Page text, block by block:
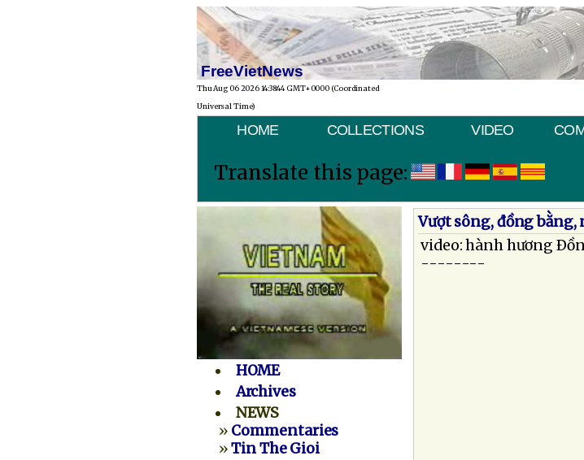
FreeVietNews
Thu Aug 06 2026 14:38:44 GMT+0000 (Coordinated
Universal Time)
HOME COLLECTIONS VIDEO
Translate this page:
HOME
Archives
NEWS
» Commentaries
»Tin The Gioi
Vượt sông, đồng
video: hành hương
--------